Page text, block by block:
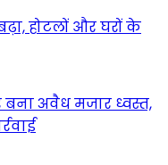
होटलों और घरों के
बना अवैध मजार ध्वस्त,